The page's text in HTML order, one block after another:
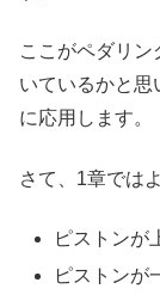
ここがペダリ
いているかと思
に応用します。
さて、1章では
ピストンが
ピストンが